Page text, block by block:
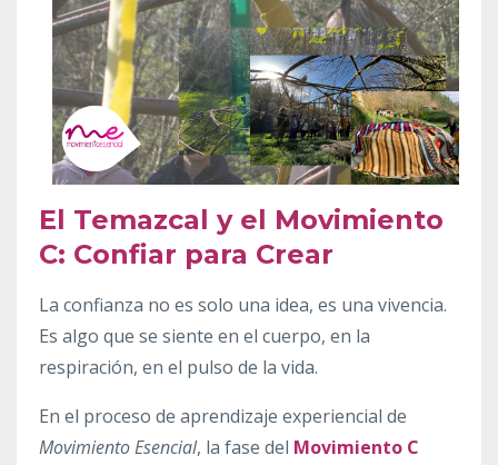
El Temazcal y el Movimiento
C: Confiar para Crear
La confianza no es solo una idea, es una vivencia.
Es algo que se siente en el cuerpo, en la
respiración, en el pulso de la vida.
En el proceso de aprendizaje experiencial de
Movimiento Esencial, la fase del Movimiento C